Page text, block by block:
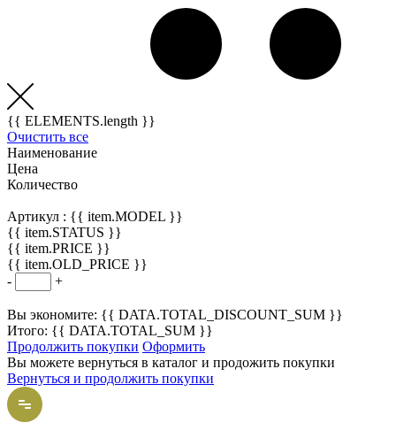
{{ ELEMENTS.length }}
Очистить все
Наименование
Цена
Количество
Артикул : {{ item.MODEL }}
{{ item.STATUS }}
{{ item.PRICE }}
{{ item.OLD_PRICE }}
-
+
Вы экономите: {{ DATA.TOTAL_DISCOUNT_SUM }}
Итого: {{ DATA.TOTAL_SUM }}
Продолжить покупки Оформить
Вы можете вернуться в каталог и продожить покупки
Вернуться и продолжить покупки